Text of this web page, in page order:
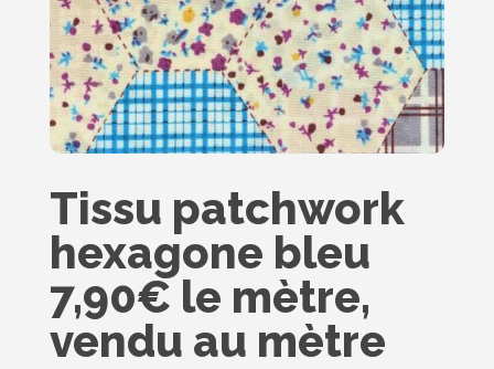
Tissu patchwork
hexagone bleu
7,90€ le mètre,
vendu au mètre